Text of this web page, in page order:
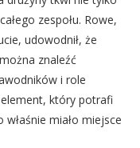
zespołu. Rowe,
udowodnił, że
znaleźć
i role
który potrafi
miało miejsce